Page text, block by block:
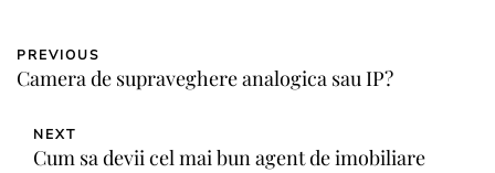
PREVIOUS
Camera de supraveghere analogica sau IP?
NEXT
Cum sa devii cel mai bun agent de imobiliare